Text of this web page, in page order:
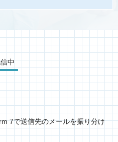
中
7で送信先のメールを振り分け